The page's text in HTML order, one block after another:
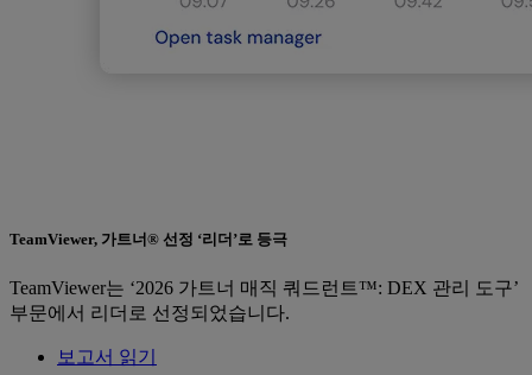
TeamViewer, 가트너® 선정 ‘리더’로 등극
TeamViewer는 ‘2026 가트너 매직 쿼드런트™: DEX 관리 도구’
부문에서 리더로 선정되었습니다.
보고서 읽기